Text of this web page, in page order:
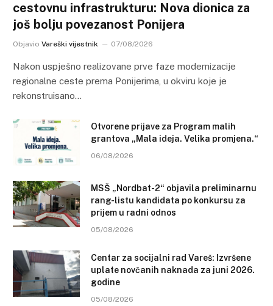
cestovnu infrastrukturu: Nova dionica za
još bolju povezanost Ponijera
Objavio Vareški vijestnik 07/08/2026
Nakon uspješno realizovane prve faze modernizacije
regionalne ceste prema Ponijerima, u okviru koje je
rekonstruisano…
Otvorene prijave za Program malih
grantova „Mala ideja. Velika promjena.“
06/08/2026
MSŠ „Nordbat-2“ objavila preliminarnu
rang-listu kandidata po konkursu za
prijem u radni odnos
05/08/2026
Centar za socijalni rad Vareš: Izvršene
uplate novčanih naknada za juni 2026.
godine
05/08/2026